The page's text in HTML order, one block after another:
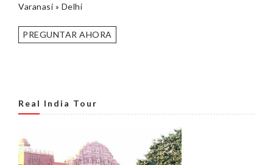
Varanasi » Delhi
PREGUNTAR AHORA
Real India Tour